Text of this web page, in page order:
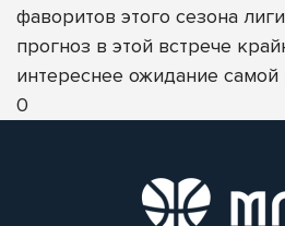
фаворитов этого сезона
прогноз в этой встрече
интереснее ожидание самой
0